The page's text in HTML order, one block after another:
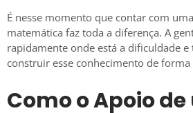
É nesse momento que contar com uma
matemática faz toda a diferença. A
rapidamente onde está a dificuldade e
construir esse conhecimento de forma
Como o Apoio